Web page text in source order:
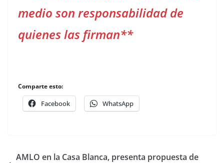
medio son responsabilidad de
quienes las firman**
Comparte esto:
Facebook WhatsApp
AMLO en la Casa Blanca, presenta propuesta de